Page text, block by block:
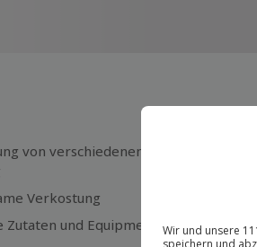
von verschiedenen klassischen
Verkostung
und Equipment